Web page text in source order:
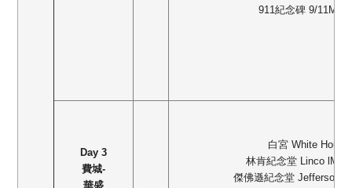
911紀念碑 9/
Day 3
費城-
華盛
白宮 White House
林肯紀念堂 Linco
傑佛遜紀念堂Jefferson